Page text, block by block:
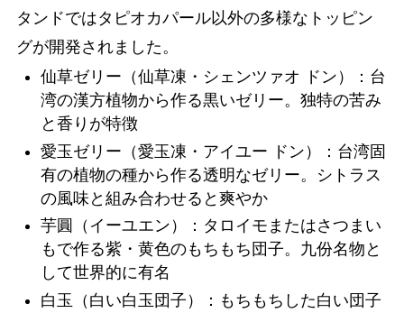
タンドではタピオカパール以外の多様なトッピン
グが開発されました。
仙草ゼリー（仙草凍・シェンツァオ ドン）：台
湾の漢方植物から作る黒いゼリー。独特の苦み
と香りが特徴
愛玉ゼリー（愛玉凍・アイユー ドン）：台湾固
有の植物の種から作る透明なゼリー。シトラス
の風味と組み合わせると爽やか
芋圓（イーユエン）：タロイモまたはさつまい
もで作る紫・黄色のもちもち団子。九份名物と
して世界的に有名
白玉（白い白玉団子）：もちもちした白い団子